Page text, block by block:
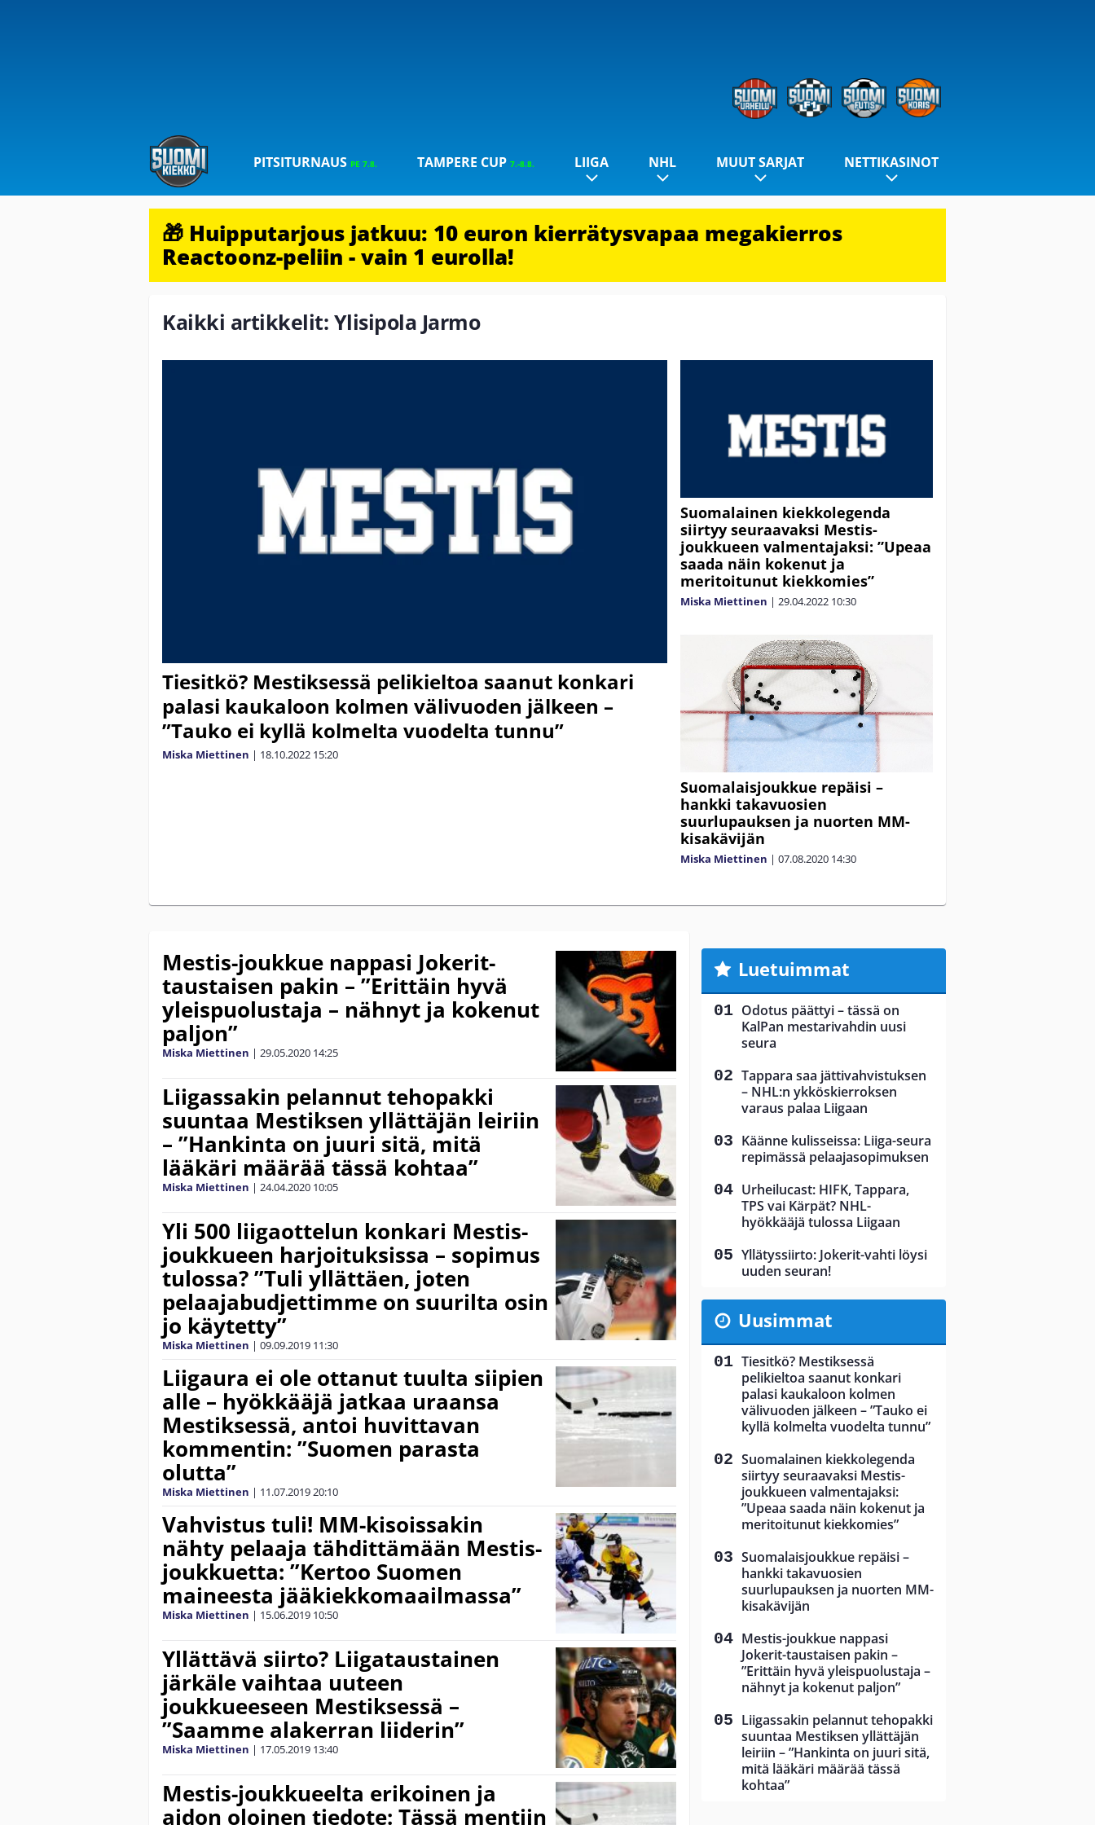
PITSITURNAUS PE 7.8. TAMPERE CUP 7.-8.8. LIIGA NHL MUUT SARJAT NETTIKASINOT
🎁 Huipputarjous jatkuu: 10 euron kierrätysvapaa megakierros
Reactoonz-peliin - vain 1 eurolla!
Kaikki artikkelit: Ylisipola Jarmo
Tiesitkö? Mestiksessä pelikieltoa saanut konkari
palasi kaukaloon kolmen välivuoden jälkeen –
”Tauko ei kyllä kolmelta vuodelta tunnu”
Miska Miettinen | 18.10.2022 15:20
Suomalainen kiekkolegenda
siirtyy seuraavaksi Mestis-
joukkueen valmentajaksi: ”Upeaa
saada näin kokenut ja
meritoitunut kiekkomies”
Miska Miettinen | 29.04.2022 10:30
Suomalaisjoukkue repäisi –
hankki takavuosien
suurlupauksen ja nuorten MM-
kisakävijän
Miska Miettinen | 07.08.2020 14:30
Mestis-joukkue nappasi Jokerit-
taustaisen pakin – ”Erittäin hyvä
yleispuolustaja – nähnyt ja kokenut
paljon”
Miska Miettinen | 29.05.2020 14:25
Liigassakin pelannut tehopakki
suuntaa Mestiksen yllättäjän leiriin
– ”Hankinta on juuri sitä, mitä
lääkäri määrää tässä kohtaa”
Miska Miettinen | 24.04.2020 10:05
Yli 500 liigaottelun konkari Mestis-
joukkueen harjoituksissa – sopimus
tulossa? ”Tuli yllättäen, joten
pelaajabudjettimme on suurilta osin
jo käytetty”
Miska Miettinen | 09.09.2019 11:30
Liigaura ei ole ottanut tuulta siipien
alle – hyökkääjä jatkaa uraansa
Mestiksessä, antoi huvittavan
kommentin: ”Suomen parasta
olutta”
Miska Miettinen | 11.07.201920:10
Vahvistus tuli! MM-kisoissakin
nähty pelaaja tähdittämään Mestis-
joukkuetta: ”Kertoo Suomen
maineesta jääkiekkomaailmassa”
Miska Miettinen | 15.06.2019 10:50
Yllättävä siirto? Liigataustainen
järkäle vaihtaa uuteen
joukkueeseen Mestiksessä –
”Saamme alakerran liiderin”
Miska Miettinen | 17.05.2019 13:40
Mestis-joukkueelta erikoinen ja
aidon oloinen tiedote: Tässä mentiin
Luetuimmat
Odotus päättyi – tässä on
KalPan mestarivahdin uusi
seura
Tappara saa jättivahvistuksen
– NHL:n ykköskierroksen
varaus palaa Liigaan
Käänne kulisseissa: Liiga-seura
repimässä pelaajasopimuksen
Urheilucast: HIFK, Tappara,
TPS vai Kärpät? NHL-
hyökkääjä tulossa Liigaan
Yllätyssiirto: Jokerit-vahti löysi
uuden seuran!
Uusimmat
Tiesitkö? Mestiksessä
pelikieltoa saanut konkari
palasi kaukaloon kolmen
välivuoden jälkeen – ”Tauko ei
kyllä kolmelta vuodelta tunnu”
Suomalainen kiekkolegenda
siirtyy seuraavaksi Mestis-
joukkueen valmentajaksi:
”Upeaa saada näin kokenut ja
meritoitunut kiekkomies”
Suomalaisjoukkue repäisi –
hankki takavuosien
suurlupauksen ja nuorten MM-
kisakävijän
Mestis-joukkue nappasi
Jokerit-taustaisen pakin –
”Erittäin hyvä yleispuolustaja –
nähnyt ja kokenut paljon”
Liigassakin pelannut tehopakki
suuntaa Mestiksen yllättäjän
leiriin – ”Hankinta on juuri sitä,
mitä lääkäri määrää tässä
kohtaa”